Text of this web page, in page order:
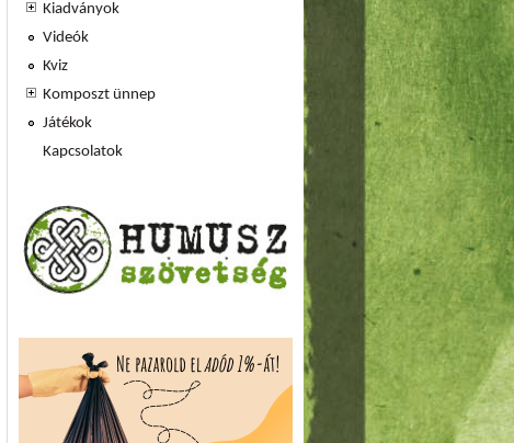
Kiadványok
Videók
Kviz
Komposzt ünnep
Játékok
Kapcsolatok